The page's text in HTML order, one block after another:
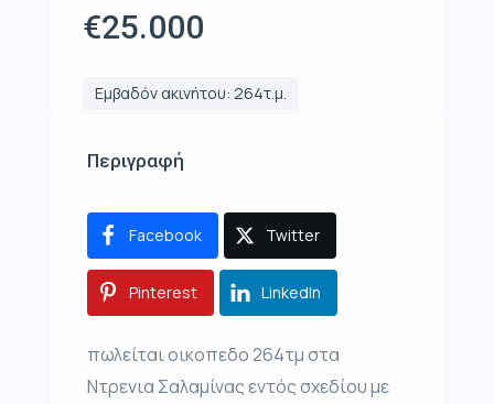
€25.000
Εμβαδόν ακινήτου: 264τ.μ.
Περιγραφή
Facebook Twitter
Pinterest LinkedIn
πωλείται οικοπεδο 264τμ στα
Ντρενια Σαλαμίνας εντός σχεδίου με